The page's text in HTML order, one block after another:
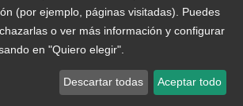
existencias
Add to Wishlist
(por ejemplo, páginas visitadas). Puedes
o ver más información y configurar
en "Quiero elegir".
Descartar todas Aceptar todo